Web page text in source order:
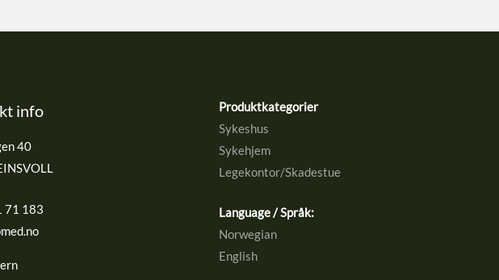
info
40
71 183
Produktkategorier
Sykeshus
Sykehjem
Legekontor/Skadestue
Language / Språk:
Norwegian
English